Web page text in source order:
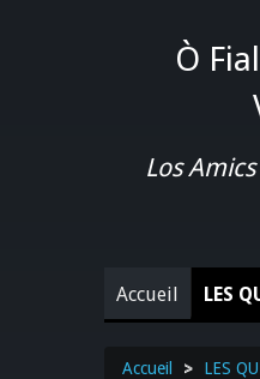
Ò
Los
Accueil LES
Accueil > LES